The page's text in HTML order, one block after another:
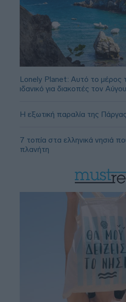
Lonely Planet: Αυτό το μέρος
ιδανικό για διακοπές τον
Η εξωτική παραλία της
7 τοπία στα ελληνικά νησιά
πλανήτη